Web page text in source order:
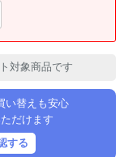
対象商品です
い替えも安心
だけます
する